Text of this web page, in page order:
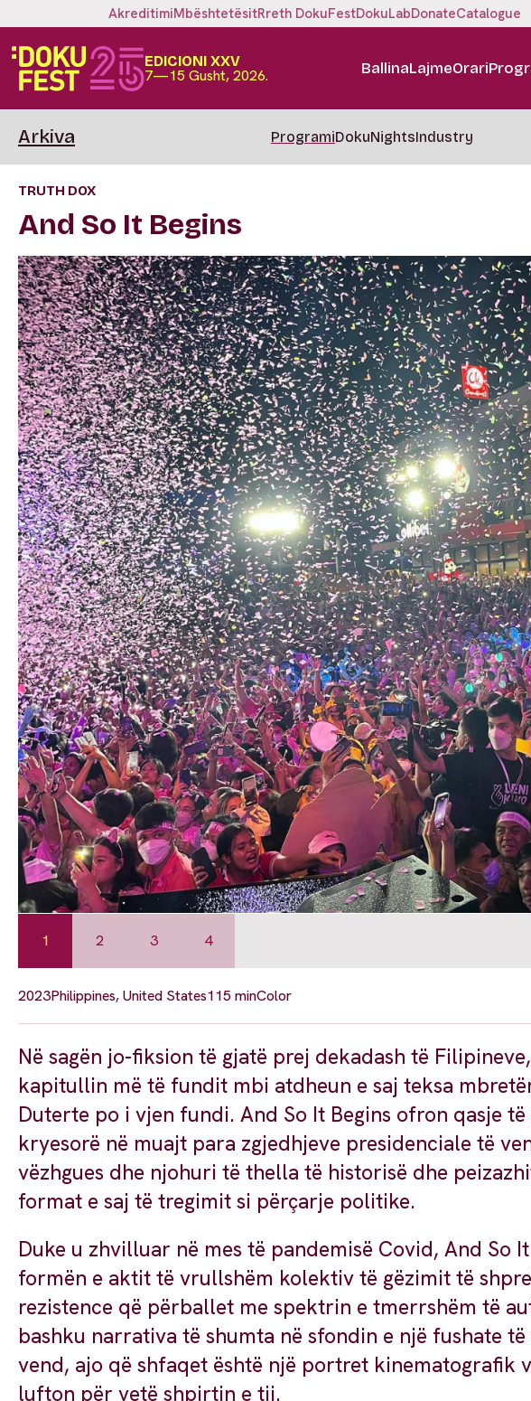
AkreditimiMbështetësitRreth DokuFestDokuLabDonateCatalogue
EDICIONI XXV
7—15 Gusht, 2026. BallinaLajmeOrari
Arkiva ProgramiDokuNightsIndustry
TRUTH DOX
And So It Begins
1 2 3 4
2023Philippines, United States115 minColor
Në sagën jo-fiksion të gjatë prej dekadash të
kapitullin më të fundit mbi atdheun e saj teksa
Duterte po i vjen fundi. And So It Begins ofron qasje
kryesorë në muajt para zgjedhjeve presidenciale të
vëzhgues dhe njohuri të thella të historisë dhe
format e saj të tregimit si përçarje politike.
Duke u zhvilluar në mes të pandemisë Covid, And So
formën e aktit të vrullshëm kolektiv të gëzimit të
rezistence që përballet me spektrin e tmerrshëm të
bashku narrativa të shumta në sfondin e një fushate
vend, ajo që shfaqet është një portret kinematografik
lufton për vetë shpirtin e tij.